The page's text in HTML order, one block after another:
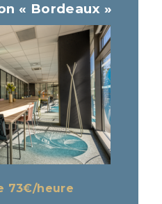
« Bordeaux »
73€/heure